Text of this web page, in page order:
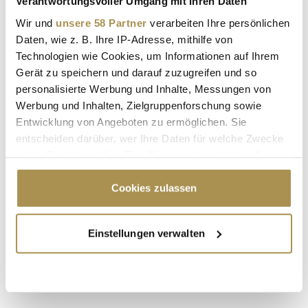
Wir und unsere 58 Partner verarbeiten Ihre persönlichen
Daten, wie z. B. Ihre IP-Adresse, mithilfe von
Technologien wie Cookies, um Informationen auf Ihrem
Gerät zu speichern und darauf zuzugreifen und so
personalisierte Werbung und Inhalte, Messungen von
Werbung und Inhalten, Zielgruppenforschung sowie
Entwicklung von Angeboten zu ermöglichen. Sie
entscheiden darüber, wer Ihre Daten für welche Zwecke
Cookie-Erklärung oder durch Klicken auf das Privacy
Trigger Symbol ändern oder widerrufen
Informationen über Ihre geografische Lage
erfassen, welche bis auf einige Meter genau sein
Cookies zulassen
Einstellungen verwalten
Sicherheitscode bestätigen:*
ABSENDEN
* Pflichtfelder.